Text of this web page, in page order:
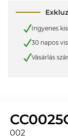
Ingyenes
30 napos
Vásárlás
002